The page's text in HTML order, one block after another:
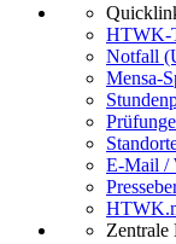
HTWK-
Notfall
Mensa-
E-Mail /
Zentrale